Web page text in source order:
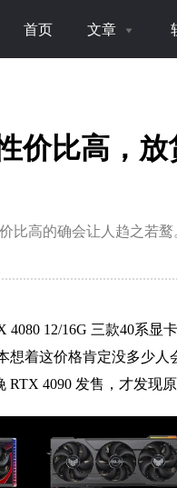
首页 文章
价比高，
比高的确会让人趋之若鹜
12/16G 三款40系显
想着这价格肯定没多少人
4090 发售，才发现